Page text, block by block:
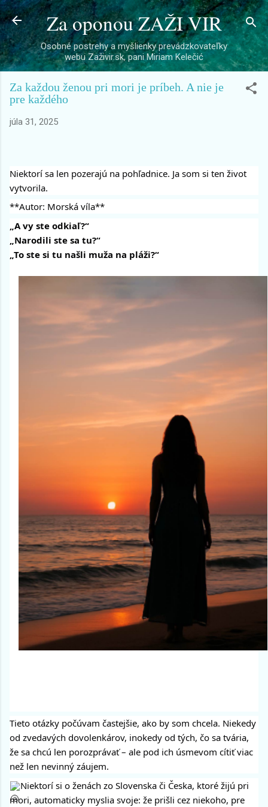
Preskočiť na hlavný obsah
Za oponou ZAŽI VIR
Osobné postrehy a myšlienky prevádzkovateľky
webu Zaživir.sk, pani Miriam Kelečić
Za každou ženou pri mori je príbeh. A nie je
pre každého
júla 31, 2025
Niektorí sa len pozerajú na pohľadnice. Ja som si ten život
vytvorila.
**Autor: Morská víla**
„A vy ste odkiaľ?“
„Narodili ste sa tu?“
„To ste si tu našli muža na pláži?“
Tieto otázky počúvam častejšie, ako by som chcela. Niekedy
od zvedavých dovolenkárov, inokedy od tých, čo sa tvária,
že sa chcú len porozprávať – ale pod ich úsmevom cítiť viac
než len nevinný záujem.
Niektorí si o ženách zo Slovenska či Česka, ktoré žijú pri
mori, automaticky myslia svoje: že prišli cez niekoho, pre